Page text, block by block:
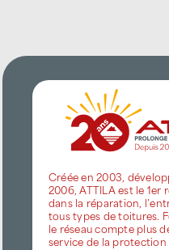
Créée en 2003,
2006, ATTILA est le 1er
dans la réparation,
tous types de toitures.
le réseau compte plus
service de la